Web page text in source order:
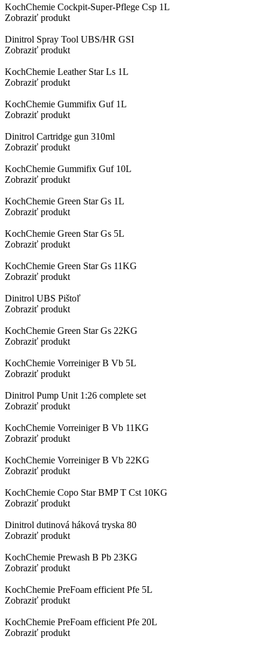
KochChemie Cockpit-Super-Pflege Csp 1L
Zobraziť produkt
Dinitrol Spray Tool UBS/HR GSI
Zobraziť produkt
KochChemie Leather Star Ls 1L
Zobraziť produkt
KochChemie Gummifix Guf 1L
Zobraziť produkt
Dinitrol Cartridge gun 310ml
Zobraziť produkt
KochChemie Gummifix Guf 10L
Zobraziť produkt
KochChemie Green Star Gs 1L
Zobraziť produkt
KochChemie Green Star Gs 5L
Zobraziť produkt
KochChemie Green Star Gs 11KG
Zobraziť produkt
Dinitrol UBS Pištoľ
Zobraziť produkt
KochChemie Green Star Gs 22KG
Zobraziť produkt
KochChemie Vorreiniger B Vb 5L
Zobraziť produkt
Dinitrol Pump Unit 1:26 complete set
Zobraziť produkt
KochChemie Vorreiniger B Vb 11KG
Zobraziť produkt
KochChemie Vorreiniger B Vb 22KG
Zobraziť produkt
KochChemie Copo Star BMP T Cst 10KG
Zobraziť produkt
Dinitrol dutinová háková tryska 80
Zobraziť produkt
KochChemie Prewash B Pb 23KG
Zobraziť produkt
KochChemie PreFoam efficient Pfe 5L
Zobraziť produkt
KochChemie PreFoam efficient Pfe 20L
Zobraziť produkt